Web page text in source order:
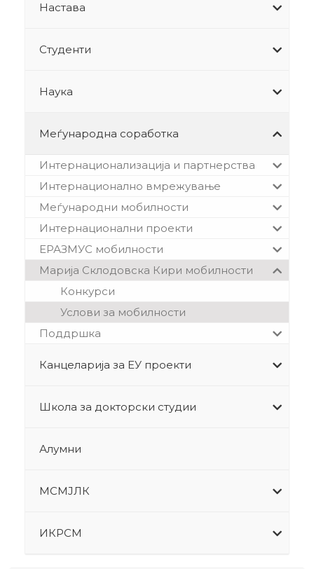
Настава
Студенти
Наука
Меѓународна соработка
Интернационализација и партнерства
Интернационално вмрежување
Меѓународни мобилности
Интернационални проекти
ЕРАЗМУС мобилности
Марија Склодовска Кири мобилности
Конкурси
Услови за мобилности
Поддршка
Канцеларија за ЕУ проекти
Школа за докторски студии
Алумни
МСМЈЛК
ИКРСМ